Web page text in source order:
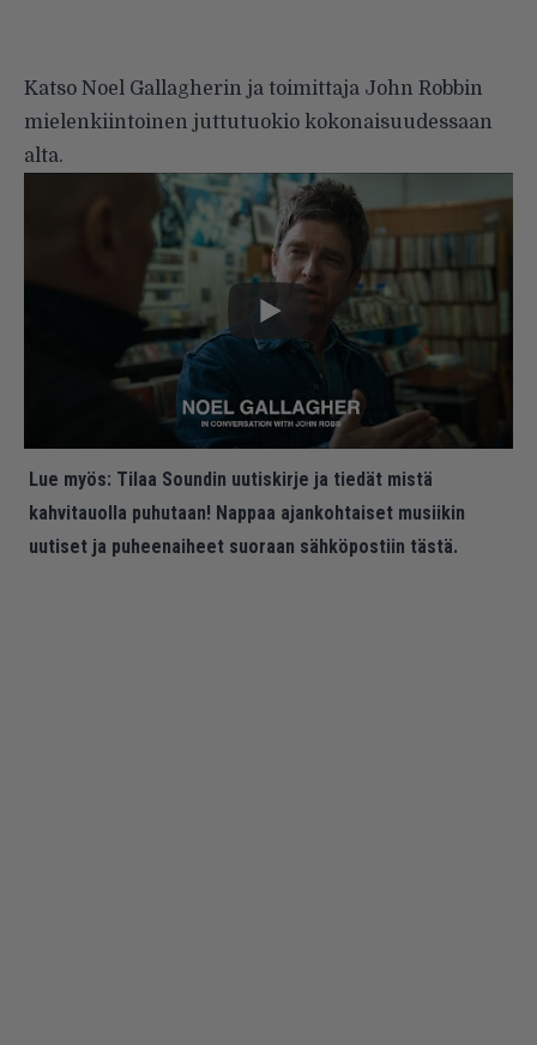
Katso Noel Gallagherin ja toimittaja John Robbin
mielenkiintoinen juttutuokio kokonaisuudessaan
alta.
Lue myös: Tilaa Soundin uutiskirje ja tiedät mistä
kahvitauolla puhutaan! Nappaa ajankohtaiset musiikin
uutiset ja puheenaiheet suoraan sähköpostiin tästä.